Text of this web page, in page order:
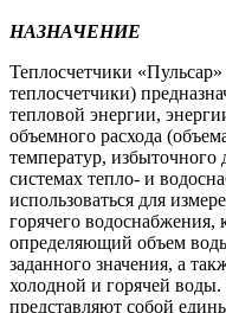
НАЗНАЧЕНИЕ
Теплосчетчики
теплосчетчики)
тепловой энергии,
объемного расхода
температур, избыточного
системах тепло- и
использоваться для
горячего водоснабжения,
определяющий объем
заданного значения, а
холодной и горячей
представляют собой